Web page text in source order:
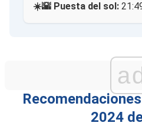
☀️🌇 Puesta del sol:
2024